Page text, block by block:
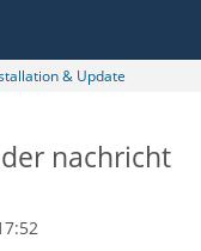
& Update
nachricht